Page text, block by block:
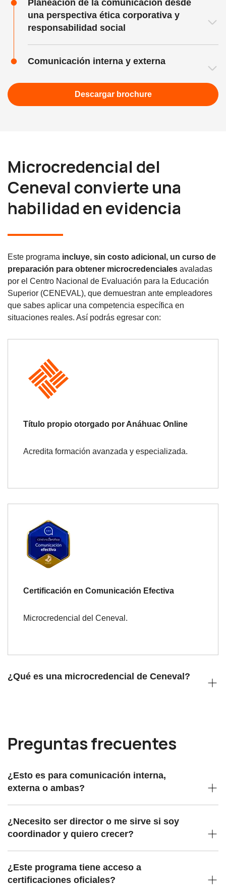
Planeación de la comunicación desde
una perspectiva ética corporativa y
responsabilidad social
Comunicación interna y externa
Descargar brochure
Microcredencial del
Ceneval convierte una
habilidad en evidencia
Este programa incluye, sin costo adicional, un curso de
preparación para obtener microcredenciales avaladas
por el Centro Nacional de Evaluación para la Educación
Superior (CENEVAL), que demuestran ante empleadores
que sabes aplicar una competencia específica en
situaciones reales. Así podrás egresar con:
Título propio otorgado por Anáhuac Online
Acredita formación avanzada y especializada.
Certificación en Comunicación Efectiva
Microcredencial del Ceneval.
¿Qué es una microcredencial de Ceneval?
Preguntas frecuentes
¿Esto es para comunicación interna,
externa o ambas?
¿Necesito ser director o me sirve si soy
coordinador y quiero crecer?
¿Este programa tiene acceso a
certificaciones oficiales?